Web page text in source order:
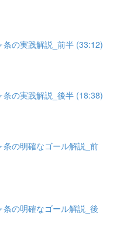
の実践解説_前半 (33:12)
の実践解説_後半 (18:38)
の明確なゴール解説_前
の明確なゴール解説_後